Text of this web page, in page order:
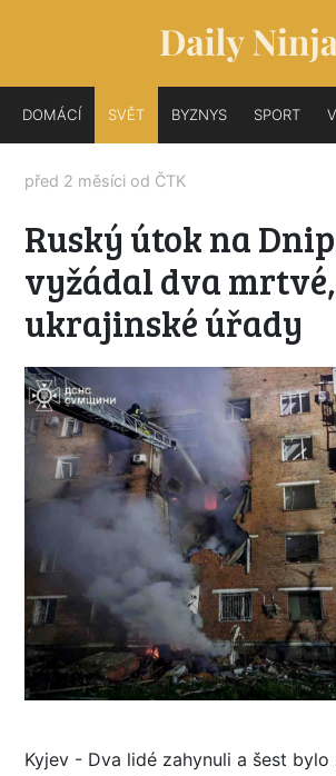
DOMÁCÍ SVĚT BYZNYS SPORT
před 2 měsíci od ČTK
Ruský útok na
vyžádal dva
ukrajinské úřady
Kyjev - Dva lidé zahynuli a šest bylo